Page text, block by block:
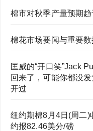
棉市对秋季产量预期
棉花市场要闻与重要数
匡威的“开口笑”Jack
回来了，可能你都没
开过
纽约期棉8月4日(周二)
约报82.46美分/磅